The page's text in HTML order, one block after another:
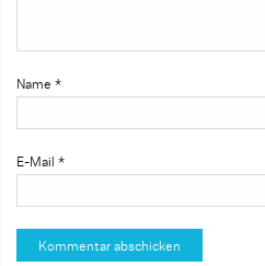
Name *
E-Mail *